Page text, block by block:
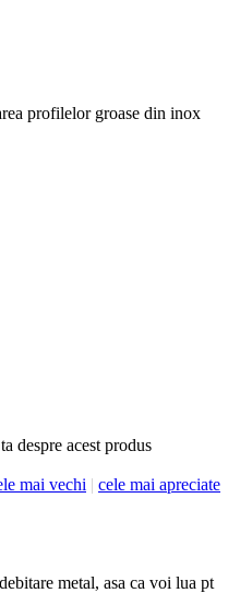
profilelor groase din inox
despre acest produs
mai vechi | cele mai apreciate
metal, asa ca voi lua pt